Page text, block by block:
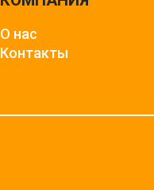
О нас
Контакты